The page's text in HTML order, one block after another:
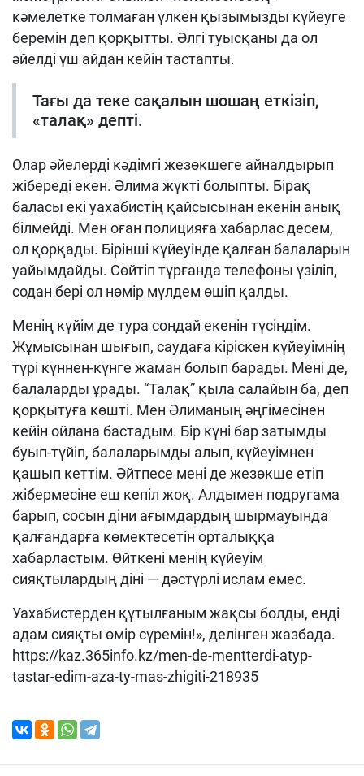
кәмелетке толмаған үлкен қызымызды күйеуге
беремін деп қорқытты. Әлгі туысқаны да ол
әйелді үш айдан кейін тастапты.
Тағы да теке сақалын шошаң еткізіп,
«талақ» депті.
Олар әйелерді кәдімгі жезөкшеге айналдырып
жібереді екен. Әлима жүкті болыпты. Бірақ
баласы екі уахабистің қайсысынан екенін анық
білмейді. Мен оған полицияға хабарлас десем,
ол қорқады. Бірінші күйеуінде қалған балаларын
уайымдайды. Сөйтіп тұрғанда телефоны үзіліп,
содан бері ол нөмір мүлдем өшіп қалды.
Менің күйім де тура сондай екенін түсіндім.
Жұмысынан шығып, саудаға кіріскен күйеуімнің
түрі күннен-күнге жаман болып барады. Мені де,
балаларды ұрады. “Талақ” қыла салайын ба, деп
қорқытуға көшті. Мен Әлиманың әңгімесінен
кейін ойлана бастадым. Бір күні бар затымды
буып-түйіп, балаларымды алып, күйеуімнен
қашып кеттім. Әйтпесе мені де жезөкше етіп
жібермесіне еш кепіл жоқ. Алдымен подругама
барып, сосын діни ағымдардың шырмауында
қалғандарға көмектесетін орталыққа
хабарластым. Өйткені менің күйеуім
сияқтылардың діні — дәстүрлі ислам емес.
Уахабистерден құтылғаным жақсы болды, енді
адам сияқты өмір сүремін!», делінген жазбада.
https://kaz.365info.kz/men-de-mentterdi-atyp-
tastar-edim-aza-ty-mas-zhigiti-218935